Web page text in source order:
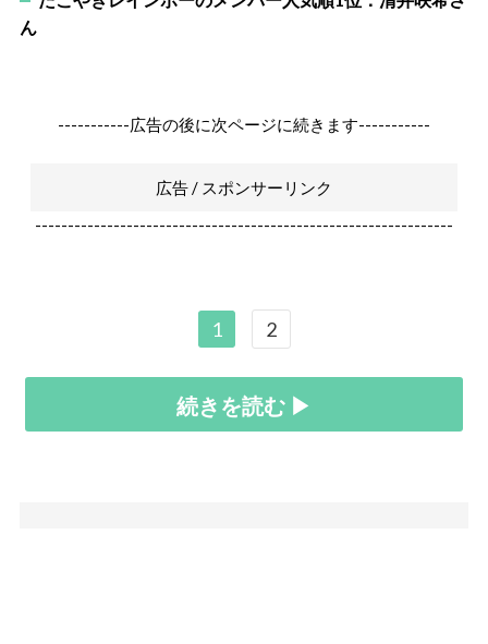
ん
-----------広告の後に次ページに続きます-----------
広告 / スポンサーリンク
----------------------------------------------------------------
1 2
続きを読む ▶